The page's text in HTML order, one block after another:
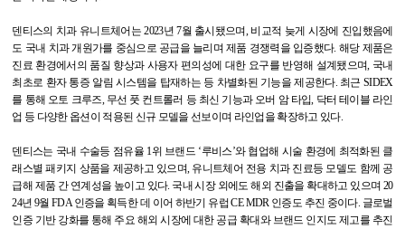
덴티스의 치과 유니트체어는2023년7월 출시됐으며 비교적 늦게 시장에 진입했음에
도 국내 치과 개원가를 중심으로 공급을 늘리며 제품 경쟁력을 입증했다. 해당 제품은
진료 환경에서의 품질 향상과 사용자 편의성에 대한 요구를 반영해 설계됐으며 국내
최초로 환자 통증 알림 시스템을 탑재하는 등 차별화된 기능을 제공한다. 최근 SIDEX
를 통해 오토 크루즈 무선 풋 컨트롤러 등 최신 기능과 오버 암 타입 닥터 테이블 라인
업 등 다양한 옵션이 적용된 신규 모델을 선보이며 라인업을 확장하고 있다.
덴티스는 국내 수술등 점유율 1위 브랜드 ‘루비스’와 협업해 시술 환경에 최적화된 클
래스별 패키지 상품을 제공하고 있으며, 유니트체어 전용 치과 진료등 모델도 함께 공
급해 제품 간 연계성을 높이고 있다. 국내 시장 외에도 해외 진출을 확대하고 있으며 20
24년 9월FDA 인증을 획득한 데 이어 하반기 유럽CE MDR 인증도 추진 중이다. 글로벌
인증 기반 강화를 통해 주요 해외 시장에 대한 공급 확대와 브랜드 인지도 제고를 추진